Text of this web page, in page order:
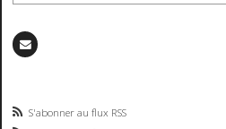
S'abonner au flux RSS